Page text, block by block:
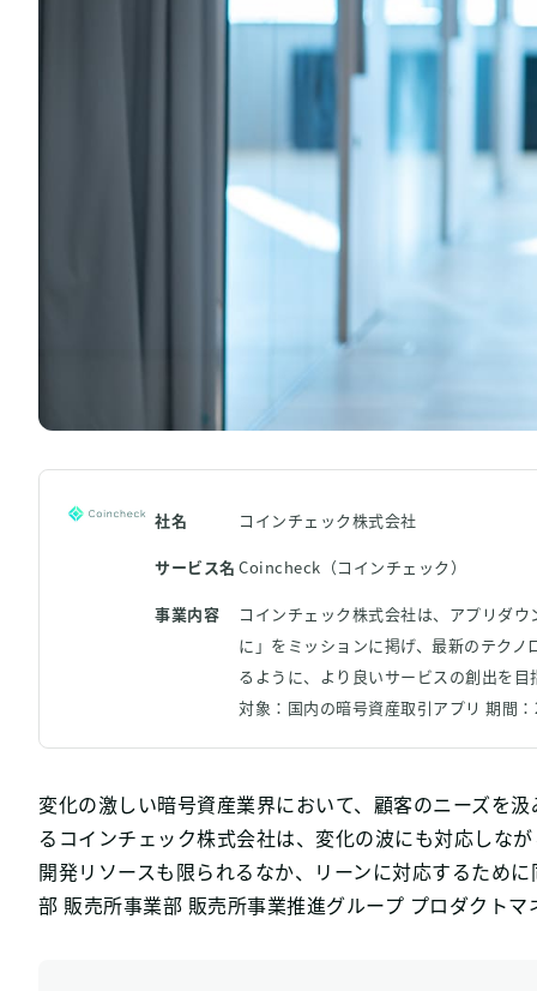
資料ダウンロード
社名 コインチェック株式会社
サービス名 Coincheck（コインチェック）
事業内容
コインチェック株式会社は、アプリダ
に」をミッションに掲げ、最新のテク
るように、より良いサービスの創出を目
対象：国内の暗号資産取引アプリ 期間
変化の激しい暗号資産業界において、顧客のニーズを
るコインチェック株式会社は、変化の波にも対応しな
開発リソースも限られるなか、リーンに対応するため
部 販売所事業部 販売所事業推進グループ プロダクト